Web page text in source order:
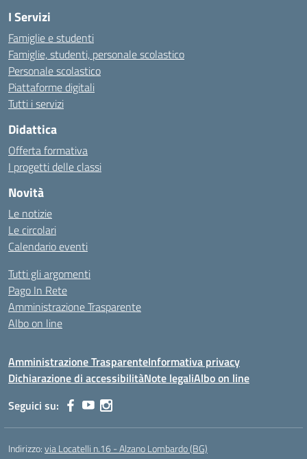
I Servizi
Famiglie e studenti
Famiglie, studenti, personale scolastico
Personale scolastico
Piattaforme digitali
Tutti i servizi
Didattica
Offerta formativa
I progetti delle classi
Novità
Le notizie
Le circolari
Calendario eventi
Tutti gli argomenti
Pago In Rete
Amministrazione Trasparente
Albo on line
Amministrazione TrasparenteInformativa privacy
Dichiarazione di accessibilitàNote legaliAlbo on line
Seguici su:
Indirizzo:via Locatelli n.16 - Alzano Lombardo (BG)